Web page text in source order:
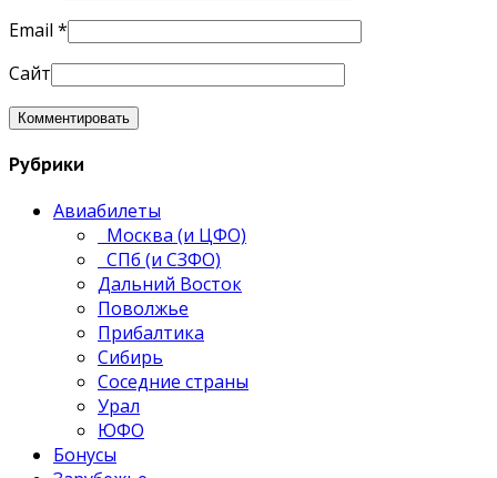
Email *
Сайт
Рубрики
Авиабилеты
Москва (и ЦФО)
СПб (и СЗФО)
Дальний Восток
Поволжье
Прибалтика
Сибирь
Соседние страны
Урал
ЮФО
Бонусы